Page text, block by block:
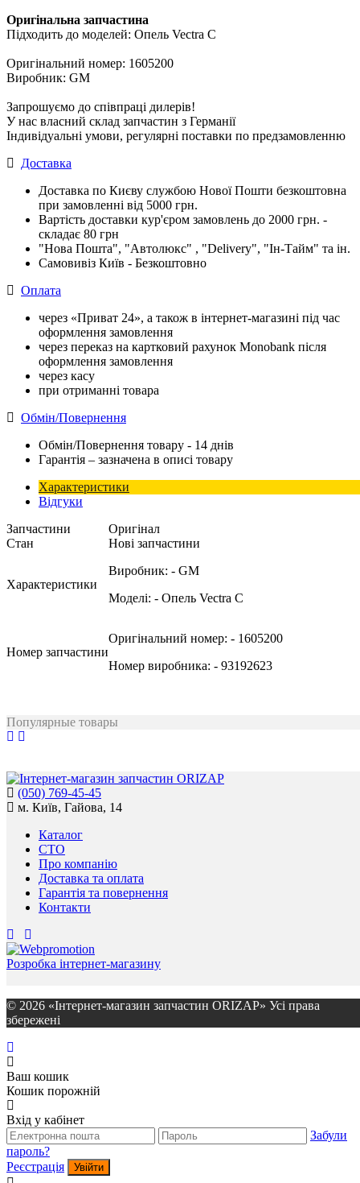
Оригінальна запчастина
Підходить до моделей: Опель Vectra C
Оригінальний номер: 1605200
Виробник: GM
Запрошуємо до співпраці дилерів!
У нас власний склад запчастин з Германії
Індивідуальні умови, регулярні поставки по предзамовленню
Доставка
Доставка по Києву службою Нової Пошти безкоштовна
при замовленні від 5000 грн.
Вартість доставки кур'єром замовлень до 2000 грн. -
складає 80 грн
"Нова Пошта", "Автолюкс" , "Delivery", "Iн-Тайм" та ін.
Самовивіз Київ - Безкоштовно
Оплата
через «Приват 24», а також в інтернет-магазині під час
оформлення замовлення
через переказ на картковий рахунок Monobank після
оформлення замовлення
через касу
при отриманні товара
Обмін/Повернення
Обмін/Повернення товару - 14 днів
Гарантія – зазначена в описі товару
Характеристики
Відгуки
Запчастини
Оригінал
Стан
Нові запчастини
Характеристики
Виробник: - GM
Моделі: - Опель Vectra C
Номер запчастини
Оригінальний номер: - 1605200
Номер виробника: - 93192623
Популярные товары
(050) 769-45-45
м. Київ, Гайова, 14
Каталог
СТО
Про компанію
Доставка та оплата
Гарантія та повернення
Контакти
Розробка інтернет-магазину
© 2026 «Інтернет-магазин запчастин ORIZAP» Усі права
збережені
Ваш кошик
Кошик порожній
Вхід у кабінет
Забули
пароль?
Реєстрація
Увійти